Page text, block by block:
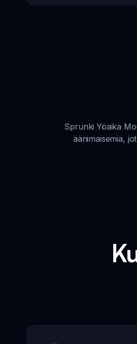
Sprunki Yöaika
äänimaisemia,